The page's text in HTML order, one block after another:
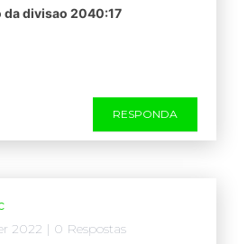
da divisao 2040:17
RESPONDA
2022 | 0 Respostas